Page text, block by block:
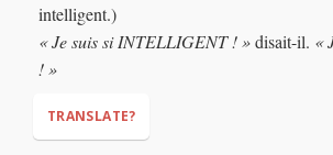
intelligent.)
« Je suis si INTELLIGENT ! »disait-il. «
! »
TRANSLATE?